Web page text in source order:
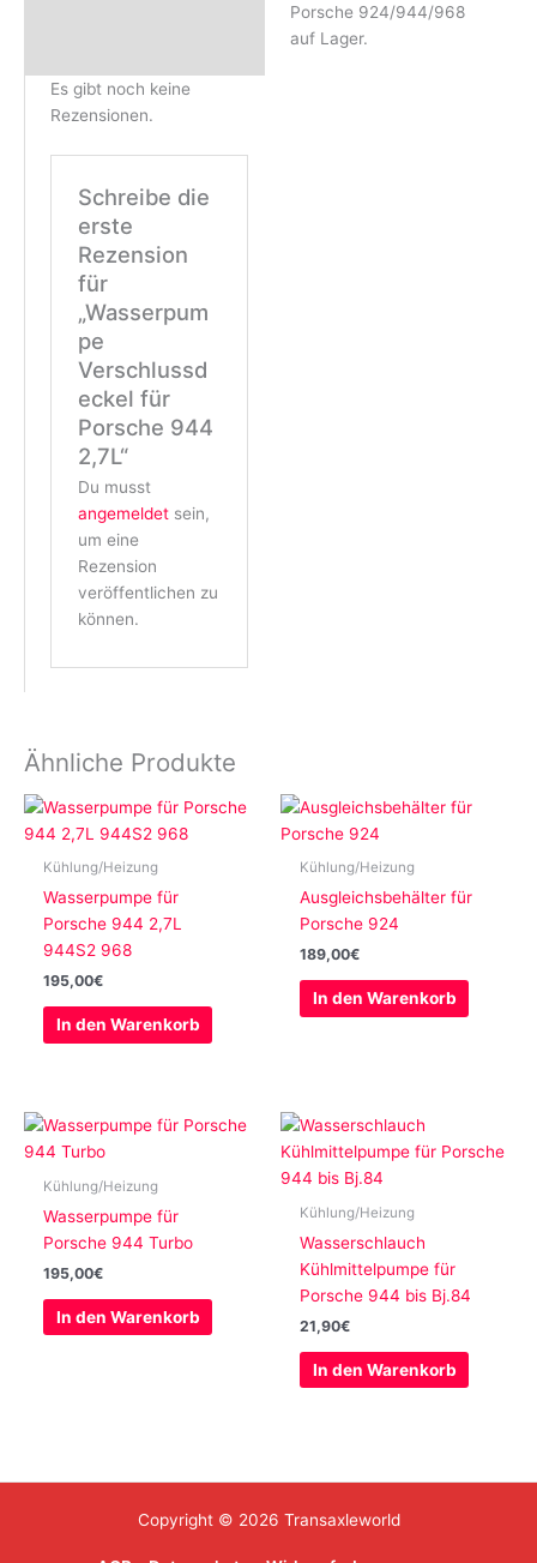
Porsche 924/944/968
auf Lager.
Es gibt noch keine
Rezensionen.
Schreibe die
erste
Rezension
für
„Wasserpum
pe
Verschlussd
eckel für
Porsche 944
2,7L“
Du musst
angemeldet sein,
um eine
Rezension
veröffentlichen zu
können.
Ähnliche Produkte
Kühlung/Heizung
Wasserpumpe für
Porsche 944 2,7L
944S2 968
195,00€
In den Warenkorb
Kühlung/Heizung
Ausgleichsbehälter für
Porsche 924
189,00€
In den Warenkorb
Kühlung/Heizung
Wasserpumpe für
Porsche 944 Turbo
195,00€
In den Warenkorb
Kühlung/Heizung
Wasserschlauch
Kühlmittelpumpe für
Porsche 944 bis Bj.84
21,90€
In den Warenkorb
Copyright © 2026 Transaxleworld